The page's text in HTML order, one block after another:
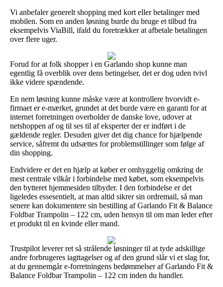
Vi anbefaler generelt shopping med kort eller betalinger med
mobilen. Som en anden løsning burde du bruge et tilbud fra
eksempelvis ViaBill, ifald du foretrækker at afbetale betalingen
over flere uger.
Forud for at folk shopper i en Garlando shop kunne man
egentlig få overblik over dens betingelser, det er dog uden tvivl
ikke videre spændende.
En nem løsning kunne måske være at kontrollere hvorvidt e-
firmaet er e-mærket, grundet at det burde være en garanti for at
internet forretningen overholder de danske love, udover at
netshoppen af og til ses til af eksperter der er indført i de
gældende regler. Desuden giver det dig chance for hjælpende
service, såfremt du udsættes for problemstillinger som følge af
din shopping.
Endvidere er det en hjælp at køber er omhyggelig omkring de
mest centrale vilkår i forbindelse med købet, som eksempelvis
den bytteret hjemmesiden tilbyder. I den forbindelse er det
ligeledes essesentielt, at man altid sikrer sin ordremail, så man
senere kan dokumentere sin bestilling af Garlando Fit & Balance
Foldbar Trampolin – 122 cm, uden hensyn til om man leder efter
et produkt til en kvinde eller mand.
Trustpilot leverer ret så strålende løsninger til at tyde adskillige
andre forbrugeres iagttagelser og af den grund slår vi et slag for,
at du gennemgår e-forretningens bedømmelser af Garlando Fit &
Balance Foldbar Trampolin – 122 cm inden du handler.